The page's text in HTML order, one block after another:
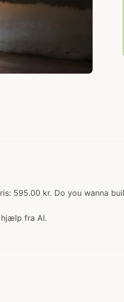
595.00 kr. Do you wanna
fra AI.